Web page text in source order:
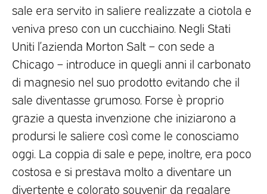
sale era servito in saliere realizzate a ciotola e
veniva preso con un cucchiaino. Negli Stati
Uniti l’azienda Morton Salt – con sede a
Chicago – introduce in quegli anni il carbonato
di magnesio nel suo prodotto evitando che il
sale diventasse grumoso. Forse è proprio
grazie a questa invenzione che iniziarono a
prodursi le saliere così come le conosciamo
oggi. La coppia di sale e pepe, inoltre, era poco
costosa e si prestava molto a diventare un
divertente e colorato souvenir da regalare